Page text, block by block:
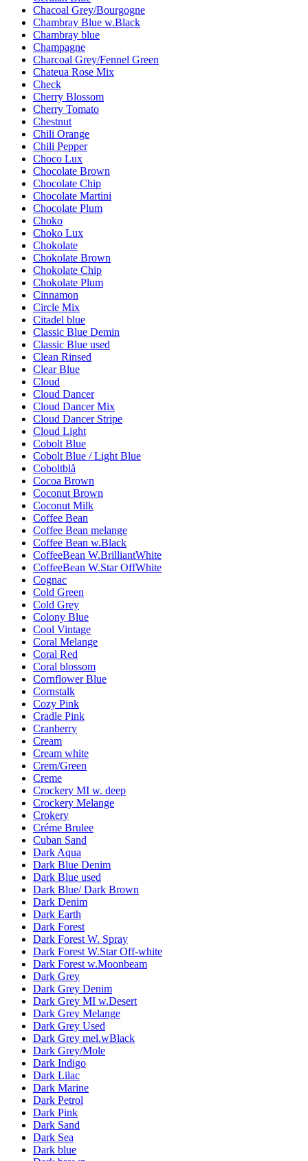
Chacoal Grey/Bourgogne
Chambray Blue w.Black
Chambray blue
Champagne
Charcoal Grey/Fennel Green
Chateua Rose Mix
Check
Cherry Blossom
Cherry Tomato
Chestnut
Chili Orange
Chili Pepper
Choco Lux
Chocolate Brown
Chocolate Chip
Chocolate Martini
Chocolate Plum
Choko
Choko Lux
Chokolate
Chokolate Brown
Chokolate Chip
Chokolate Plum
Cinnamon
Circle Mix
Citadel blue
Classic Blue Demin
Classic Blue used
Clean Rinsed
Clear Blue
Cloud
Cloud Dancer
Cloud Dancer Mix
Cloud Dancer Stripe
Cloud Light
Cobolt Blue
Cobolt Blue / Light Blue
Coboltblå
Cocoa Brown
Coconut Brown
Coconut Milk
Coffee Bean
Coffee Bean melange
Coffee Bean w.Black
CoffeeBean W.BrilliantWhite
CoffeeBean W.Star OffWhite
Cognac
Cold Green
Cold Grey
Colony Blue
Cool Vintage
Coral Melange
Coral Red
Coral blossom
Cornflower Blue
Cornstalk
Cozy Pink
Cradle Pink
Cranberry
Cream
Cream white
Crem/Green
Creme
Crockery MI w. deep
Crockery Melange
Crokery
Créme Brulee
Cuban Sand
Dark Aqua
Dark Blue Denim
Dark Blue used
Dark Blue/ Dark Brown
Dark Denim
Dark Earth
Dark Forest
Dark Forest W. Spray
Dark Forest W.Star Off-white
Dark Forest w.Moonbeam
Dark Grey
Dark Grey Denim
Dark Grey MI w.Desert
Dark Grey Melange
Dark Grey Used
Dark Grey mel.wBlack
Dark Grey/Mole
Dark Indigo
Dark Lilac
Dark Marine
Dark Petrol
Dark Pink
Dark Sand
Dark Sea
Dark blue